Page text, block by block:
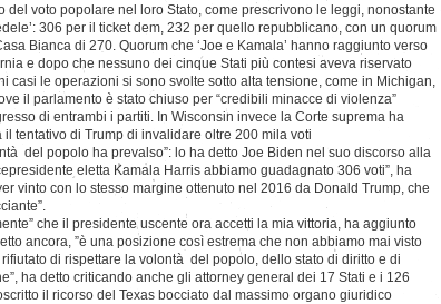
del voto popolare nel loro Stato, come prescrivono le leggi, nonostante
306 per il ticket dem, 232 per quello repubblicano, con un quorum
Bianca di 270. Quorum che ‘Joe e Kamala’ hanno raggiunto verso
e dopo che nessuno dei cinque Stati più contesi aveva riservato
casi le operazioni si sono svolte sotto alta tensione, come in Michigan,
il parlamento è stato chiuso per “credibili minacce di violenza”
di entrambi i partiti. In Wisconsin invece la Corte suprema ha
tentativo di Trump di invalidare oltre 200 mila voti
del popolo ha prevalso”: lo ha detto Joe Biden nel suo discorso alla
eletta Kamala Harris abbiamo guadagnato 306 voti”, ha
vinto con lo stesso margine ottenuto nel 2016 da Donald Trump, che
che il presidente uscente ora accetti la mia vittoria, ha aggiunto
ancora, ”è una posizione così estrema che non abbiamo mai visto
di rispettare la volontà del popolo, dello stato di diritto e di
ha detto criticando anche gli attorney general dei 17 Stati e i 126
il ricorso del Texas bocciato dal massimo organo giuridico